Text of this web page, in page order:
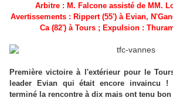
Arbitre : M. Falcone assisté de MM.
Avertissements : Rippert (55') à Evian,
Ca (82') à Tours ; Expulsion :
Première victoire à l'extérieur pour le
leader Evian qui était encore invaincu !
terminé la rencontre à dix mais ont tenu